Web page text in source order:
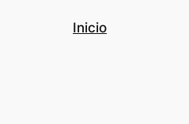
Inicio